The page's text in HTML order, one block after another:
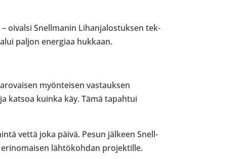
oivalsi Snell­ma­nin Lihan­ja­los­tuk­sen tek­
paljon ener­giaa hukkaan.
myön­tei­sen vas­tauk­sen
katsoa kuinka käy. Tämä tapah­tui
vettä joka päivä. Pesun jälkeen Snell­
läh­tö­koh­dan pro­jek­tille.